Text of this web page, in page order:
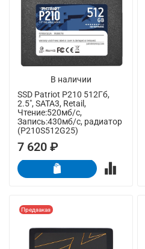
В наличии
SSD Patriot P210 512Гб,
2.5", SATA3, Retail,
Чтение:520мб/с,
Запись:430мб/с, радиатор
(P210S512G25)
7 620 ₽
Предзаказ